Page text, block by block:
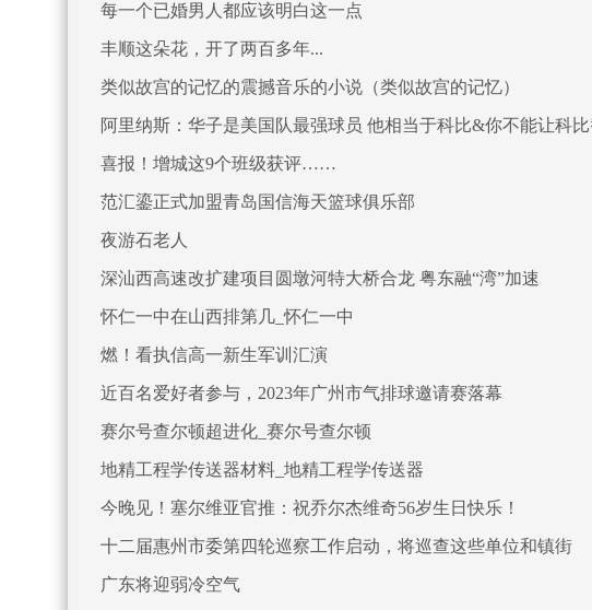
每一个已婚男人都应该明白这一点
丰顺这朵花，开了两百多年...
类似故宫的记忆的震撼音乐的小说（类似故宫的记忆）
阿里纳斯：华子是美国队最强球员 他相当于科比&你不能让科
喜报！增城这9个班级获评……
范汇鎏正式加盟青岛国信海天篮球俱乐部
夜游石老人
深汕西高速改扩建项目圆墩河特大桥合龙 粤东融“湾”加速
怀仁一中在山西排第几_怀仁一中
燃！看执信高一新生军训汇演
近百名爱好者参与，2023年广州市气排球邀请赛落幕
赛尔号查尔顿超进化_赛尔号查尔顿
地精工程学传送器材料_地精工程学传送器
今晚见！塞尔维亚官推：祝乔尔杰维奇56岁生日快乐！
十二届惠州市委第四轮巡察工作启动，将巡查这些单位和镇街
广东将迎弱冷空气